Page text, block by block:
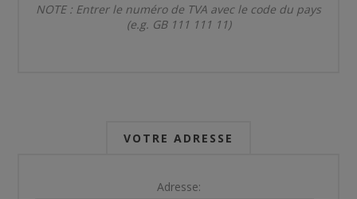
NOTE : Entrer le numéro de TVA avec le code du pays
(e.g. GB 111 111 11)
VOTRE ADRESSE
Adresse: